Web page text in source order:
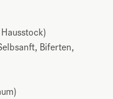
Biferten,